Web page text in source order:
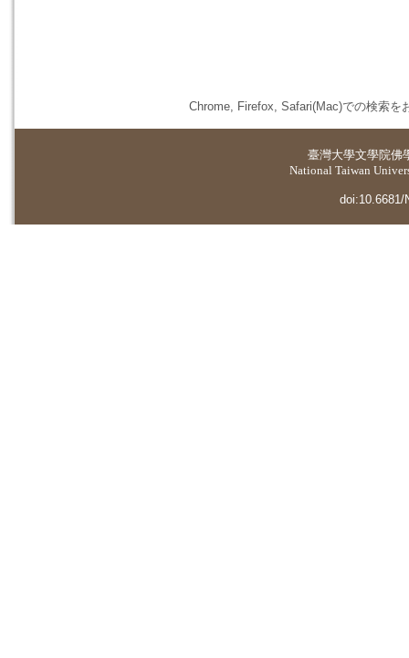
Chrome, Firefox, Safari(Mac)での検索を
臺灣大學文學院佛
National Taiwan
doi:10.6681/